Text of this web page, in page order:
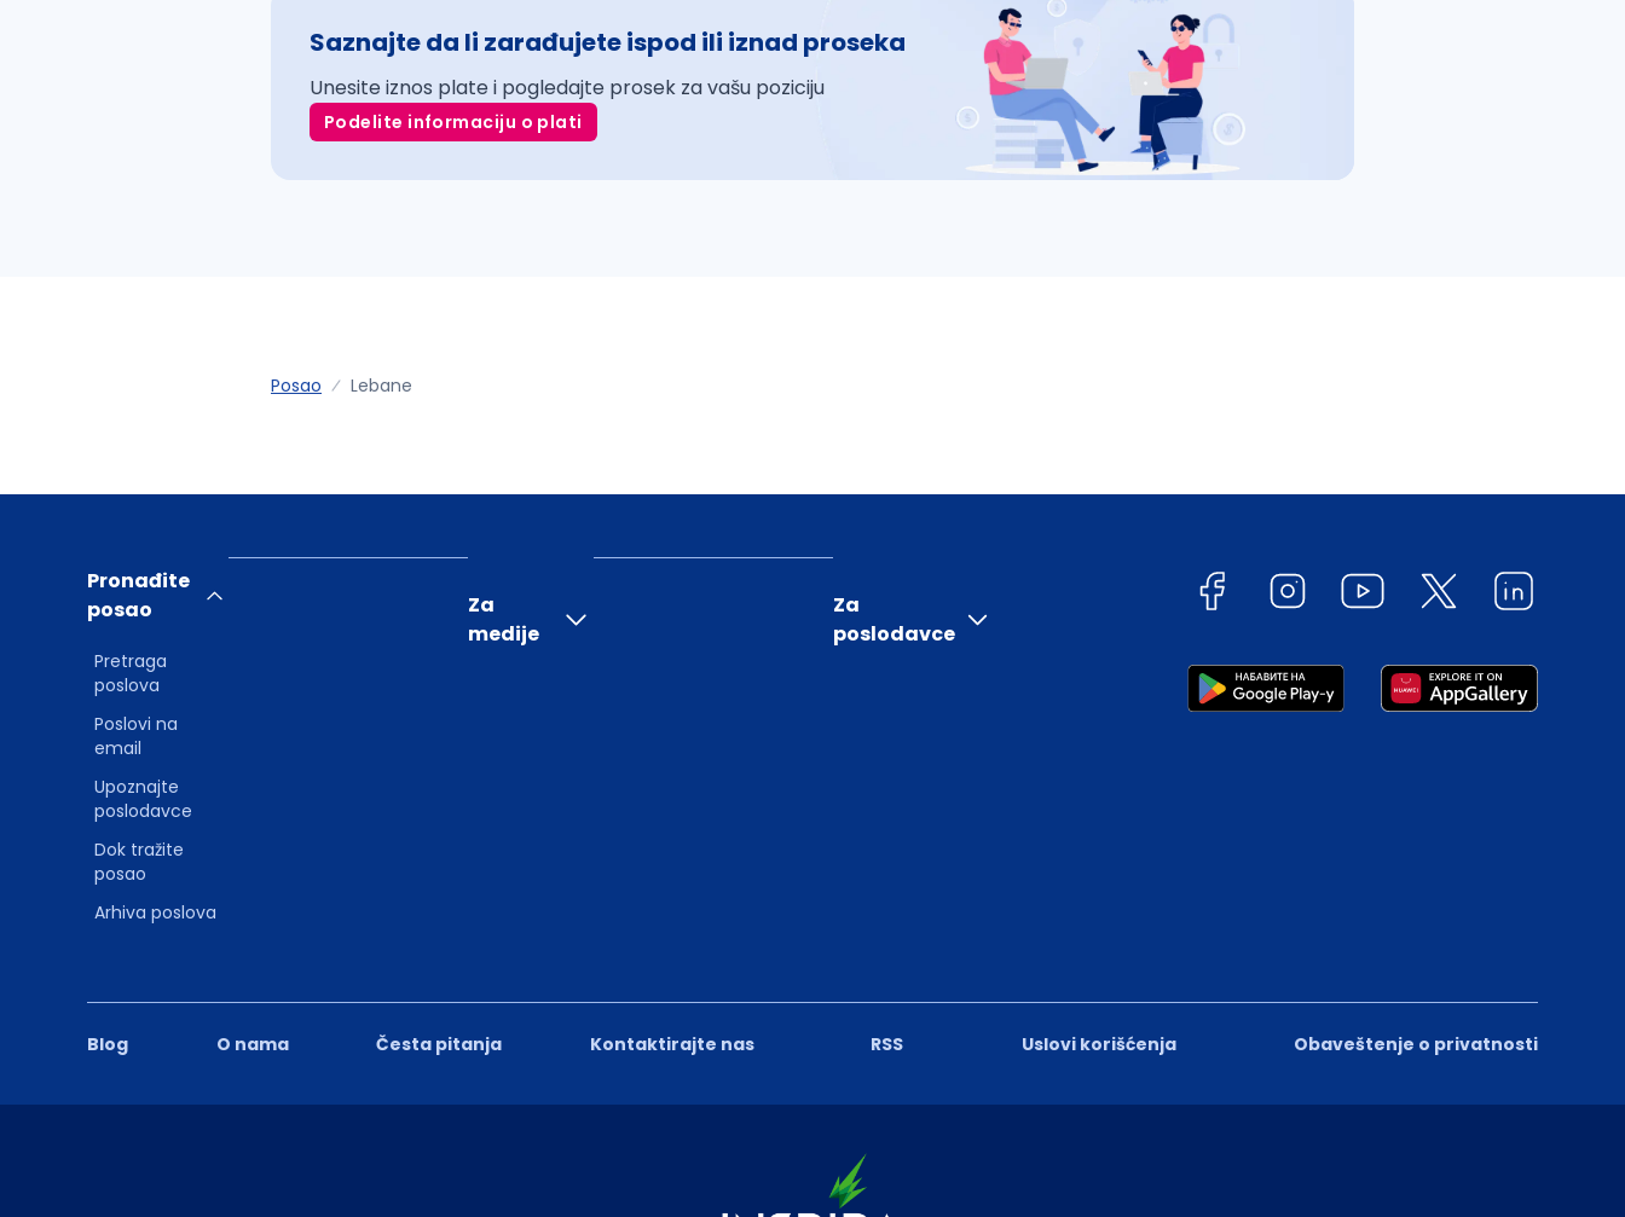
Saznajte da li zarađujete ispod ili iznad proseka
Unesite iznos plate i pogledajte prosek za vašu poziciju
Podelite informaciju o plati
Posao Lebane
Blog O nama Česta pitanja Kontaktirajte nas RSS Uslovi korišćenja Obaveštenje o privatnosti
Pronađite
posao
Pretraga
poslova
Poslovi na
email
Upoznajte
poslodavce
Dok tražite
posao
Arhiva poslova
Za
medije
Za
poslodavce